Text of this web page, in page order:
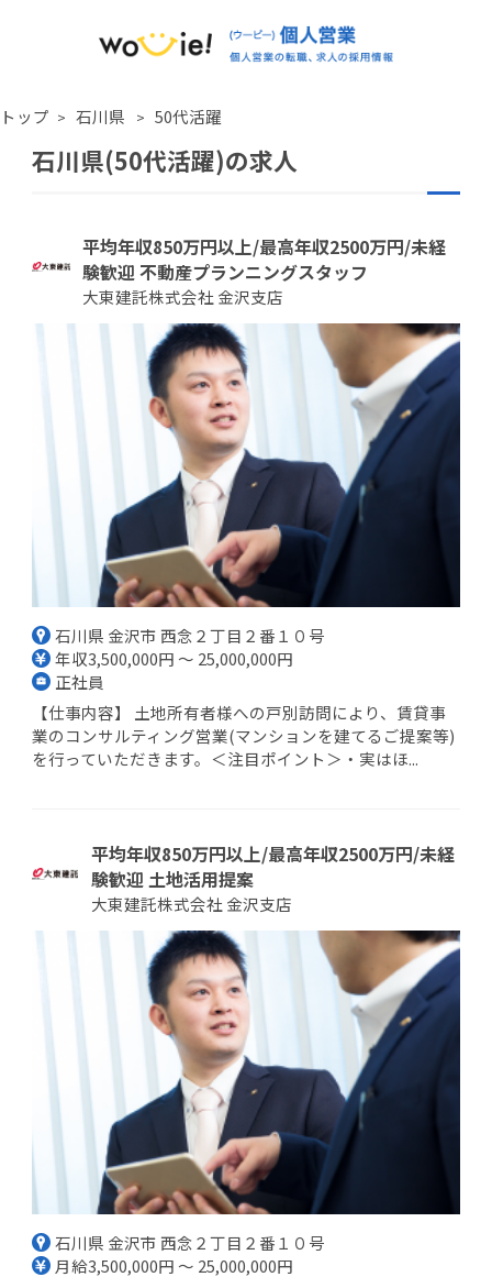
トップ 石川県 50代活躍
石川県(50代活躍)の求人
平均年収850万円以上/最高年収2500万円/未経
験歓迎 不動産プランニングスタッフ
大東建託株式会社 金沢支店
石川県 金沢市 西念２丁目２番１０号
年収3,500,000円 ～ 25,000,000円
正社員
【仕事内容】 土地所有者様への戸別訪問により、賃貸事
業のコンサルティング営業(マンションを建てるご提案等)
を行っていただきます。＜注目ポイント＞・実はほ...
平均年収850万円以上/最高年収2500万円/未経
験歓迎 土地活用提案
大東建託株式会社 金沢支店
石川県 金沢市 西念２丁目２番１０号
月給3,500,000円 ～ 25,000,000円